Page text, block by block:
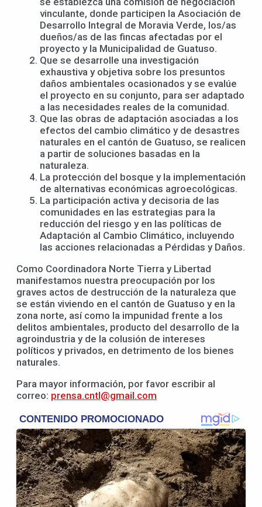
vinculante, donde participen la Asociación de
Desarrollo Integral de Moravia Verde, los/as
dueños/as de las fincas afectadas por el
proyecto y la Municipalidad de Guatuso.
Que se desarrolle una investigación
exhaustiva y objetiva sobre los presuntos
daños ambientales ocasionados y se evalúe
el proyecto en su conjunto, para ser adaptado
a las necesidades reales de la comunidad.
Que las obras de adaptación asociadas a los
efectos del cambio climático y de desastres
naturales en el cantón de Guatuso, se realicen
a partir de soluciones basadas en la
naturaleza.
La protección del bosque y la implementación
de alternativas económicas agroecológicas.
La participación activa y decisoria de las
comunidades en las estrategias para la
reducción del riesgo y en las políticas de
Adaptación al Cambio Climático, incluyendo
las acciones relacionadas a Pérdidas y Daños.
Como Coordinadora Norte Tierra y Libertad
manifestamos nuestra preocupación por los
graves actos de destrucción de la naturaleza que
se están viviendo en el cantón de Guatuso y en la
zona norte, así como la impunidad frente a los
delitos ambientales, producto del desarrollo de la
agroindustria y de la colusión de intereses
políticos y privados, en detrimento de los bienes
naturales.
Para mayor información, por favor escribir al
correo: prensa.cntl@gmail.com